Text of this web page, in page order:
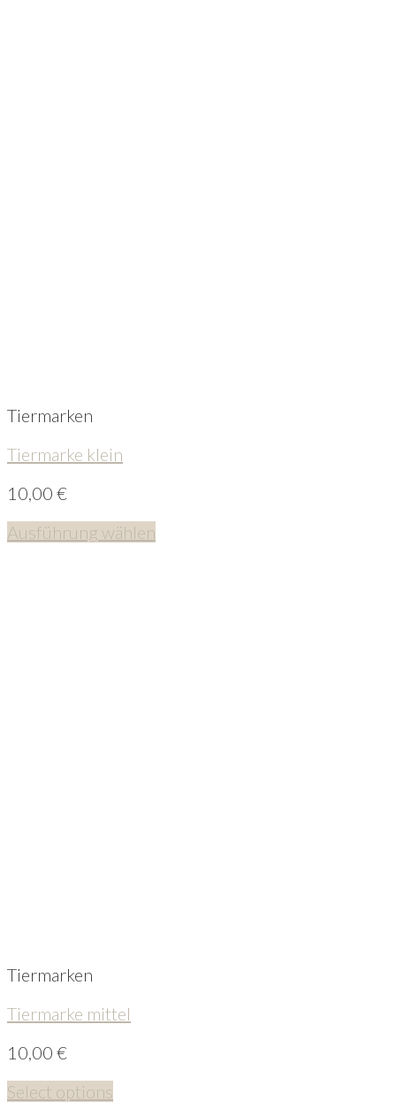
Tiermarken
Tiermarke klein
10,00 €
Ausführung wählen
Tiermarken
Tiermarke mittel
10,00 €
Select options